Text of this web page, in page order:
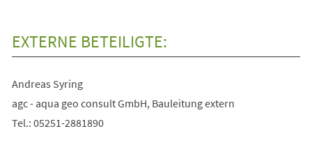
EXTERNE BETEILIGTE:
Andreas Syring
agc - aqua geo consult GmbH, Bauleitung extern
Tel.: 05251-2881890